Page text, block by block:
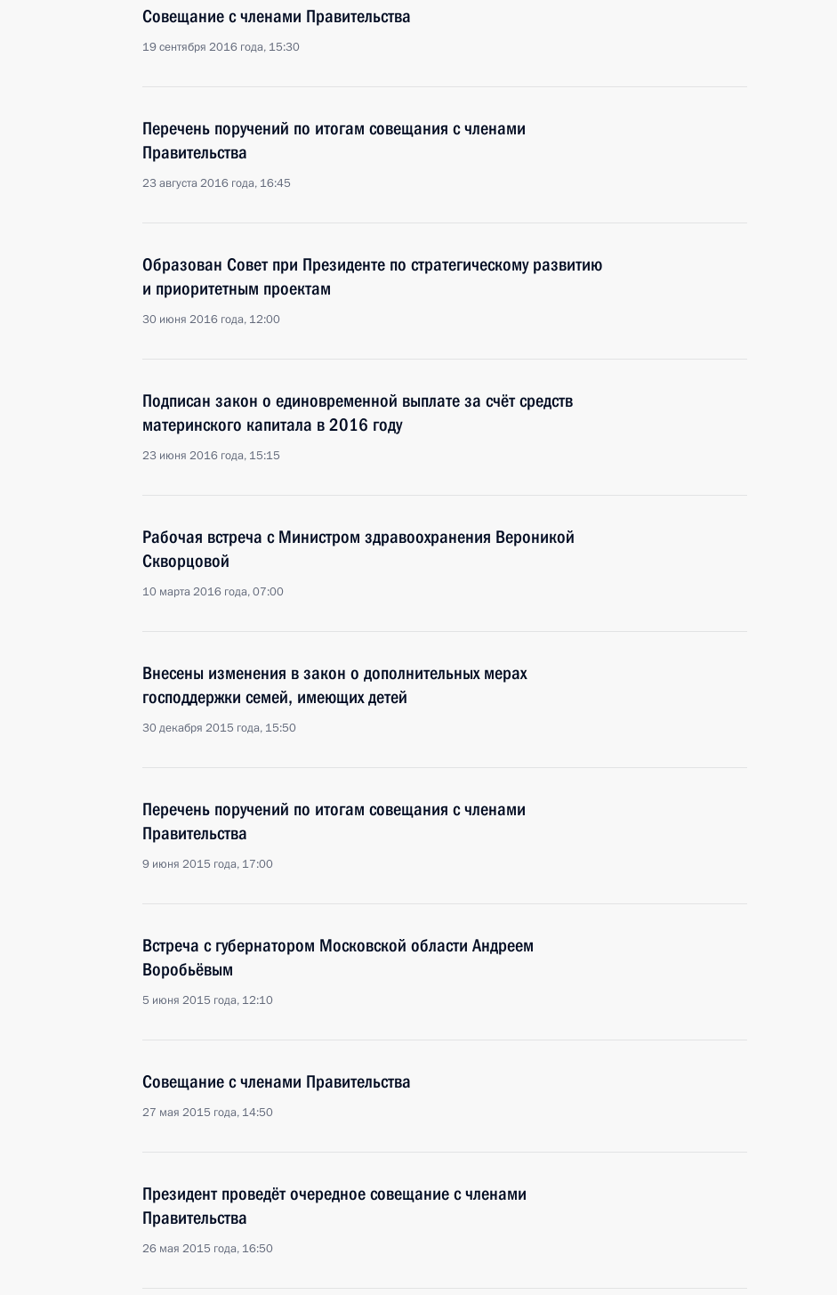
Совещание с членами Правительства
19 сентября 2016 года, 15:30
Перечень поручений по итогам совещания с членами
Правительства
23 августа 2016 года, 16:45
Образован Совет при Президенте по стратегическому развитию
и приоритетным проектам
30 июня 2016 года, 12:00
Подписан закон о единовременной выплате за счёт средств
материнского капитала в 2016 году
23 июня 2016 года, 15:15
Рабочая встреча с Министром здравоохранения Вероникой
Скворцовой
10 марта 2016 года, 07:00
Внесены изменения в закон о дополнительных мерах
господдержки семей, имеющих детей
30 декабря 2015 года, 15:50
Перечень поручений по итогам совещания с членами
Правительства
9 июня 2015 года, 17:00
Встреча с губернатором Московской области Андреем
Воробьёвым
5 июня 2015 года, 12:10
Совещание с членами Правительства
27 мая 2015 года, 14:50
Президент проведёт очередное совещание с членами
Правительства
26 мая 2015 года, 16:50